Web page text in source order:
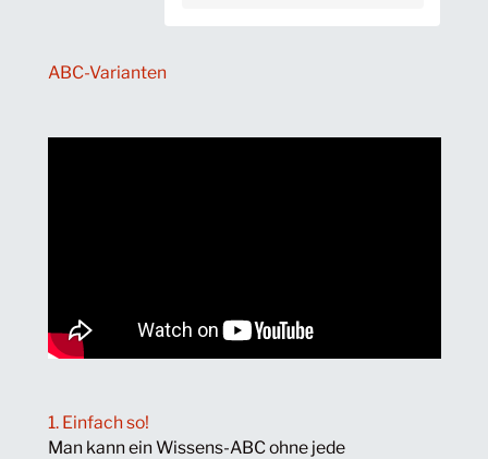
ABC-Varianten
1. Einfach so!
Man kann ein Wissens-ABC ohne jede